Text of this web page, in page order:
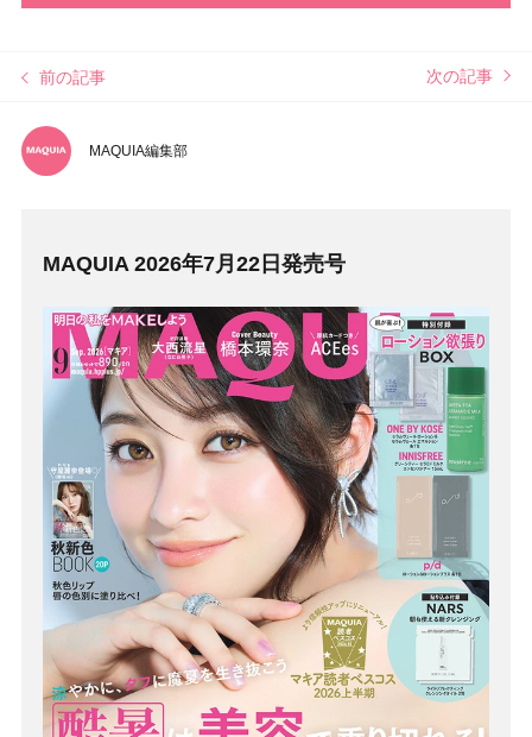
前の記事 次の記事
MAQUIA編集部
MAQUIA 2026年7月22日発売号